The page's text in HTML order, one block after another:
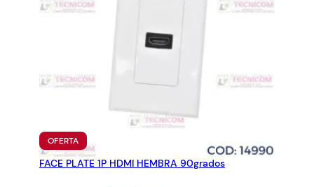
2
3
.
OFERTAPRODUCTO
EN
OFERTA
FACE PLATE 1P HDMI HEMBRA 90grados